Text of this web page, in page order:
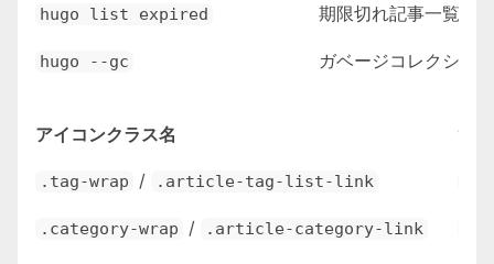
hugo list expired 期限切れ記事一覧
hugo --gc ガベージコレクション
アイコンクラス名 16
.tag-wrap / .article-tag-list-link
.category-wrap / .article-category-link